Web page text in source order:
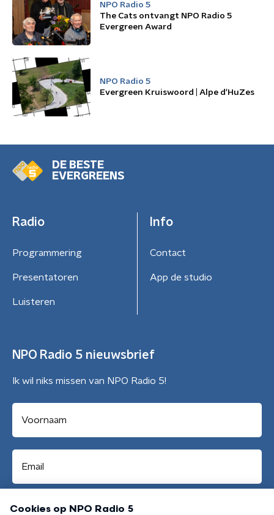
NPO Radio 5
The Cats ontvangt NPO Radio 5
Evergreen Award
NPO Radio 5
Evergreen Kruiswoord | Alpe d'HuZes
DE BESTE
EVERGREENS
Radio
Programmering
Presentatoren
Luisteren
Info
Contact
App de studio
NPO Radio 5 nieuwsbrief
Ik wil niks missen van NPO Radio 5!
Aanmelden